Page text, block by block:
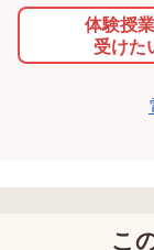
体験授
受けた
こ